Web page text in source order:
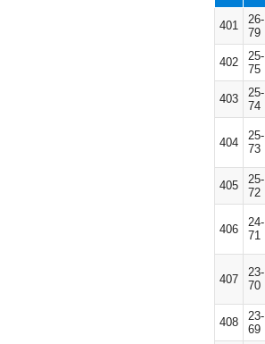
401
26-
79
402
25-
75
403
25-
74
404
25-
73
405
25-
72
406
24-
71
407
23-
70
408
23-
69